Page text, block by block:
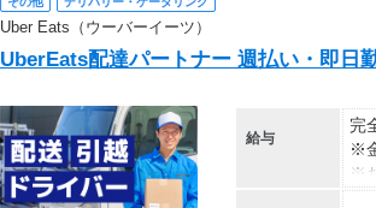
Uber Eats（ウーバーイーツ）
UberEats配達パートナー 週払い・即日
給与
完
※
※